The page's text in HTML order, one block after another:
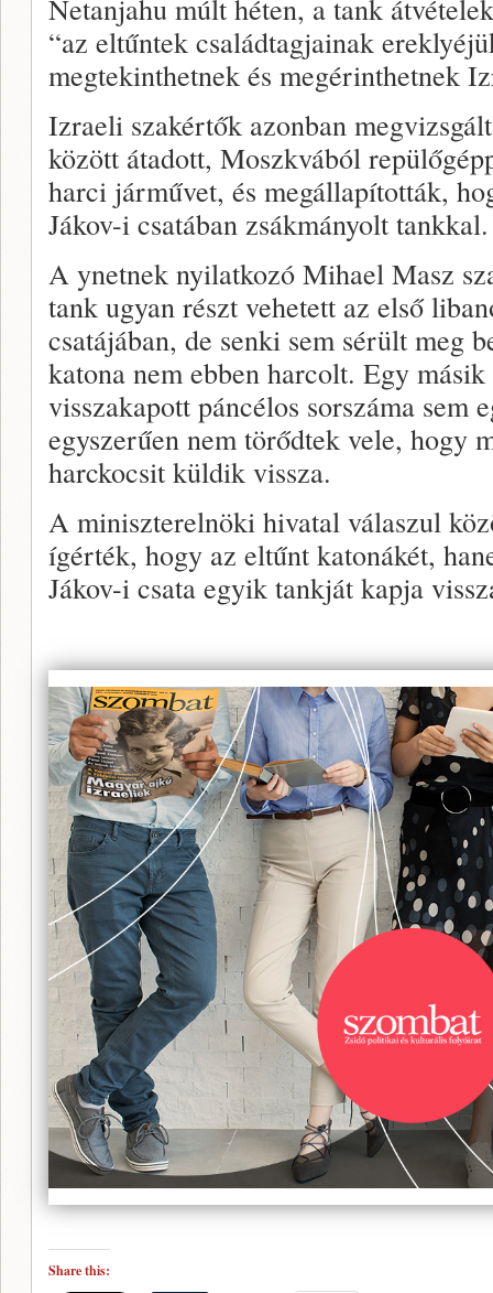
Netanjahu múlt héten, a tank
“az eltűntek családtagjainak
megtekinthetnek és megérinthetnek
Izraeli szakértők azonban
között átadott, Moszkvából
harci járművet, és megállapították,
Jákov-i csatában zsákmányolt tankkal.
A ynetnek nyilatkozó Mihael Masz
tank ugyan részt vehetett az első
csatájában, de senki sem sérült meg
katona nem ebben harcolt. Egy
visszakapott páncélos sorszáma sem
egyszerűen nem törődtek vele, hogy
harckocsit küldik vissza.
A miniszterelnöki hivatal válaszul
ígérték, hogy az eltűnt katonákét,
Jákov-i csata egyik tankját kapja
Share this: